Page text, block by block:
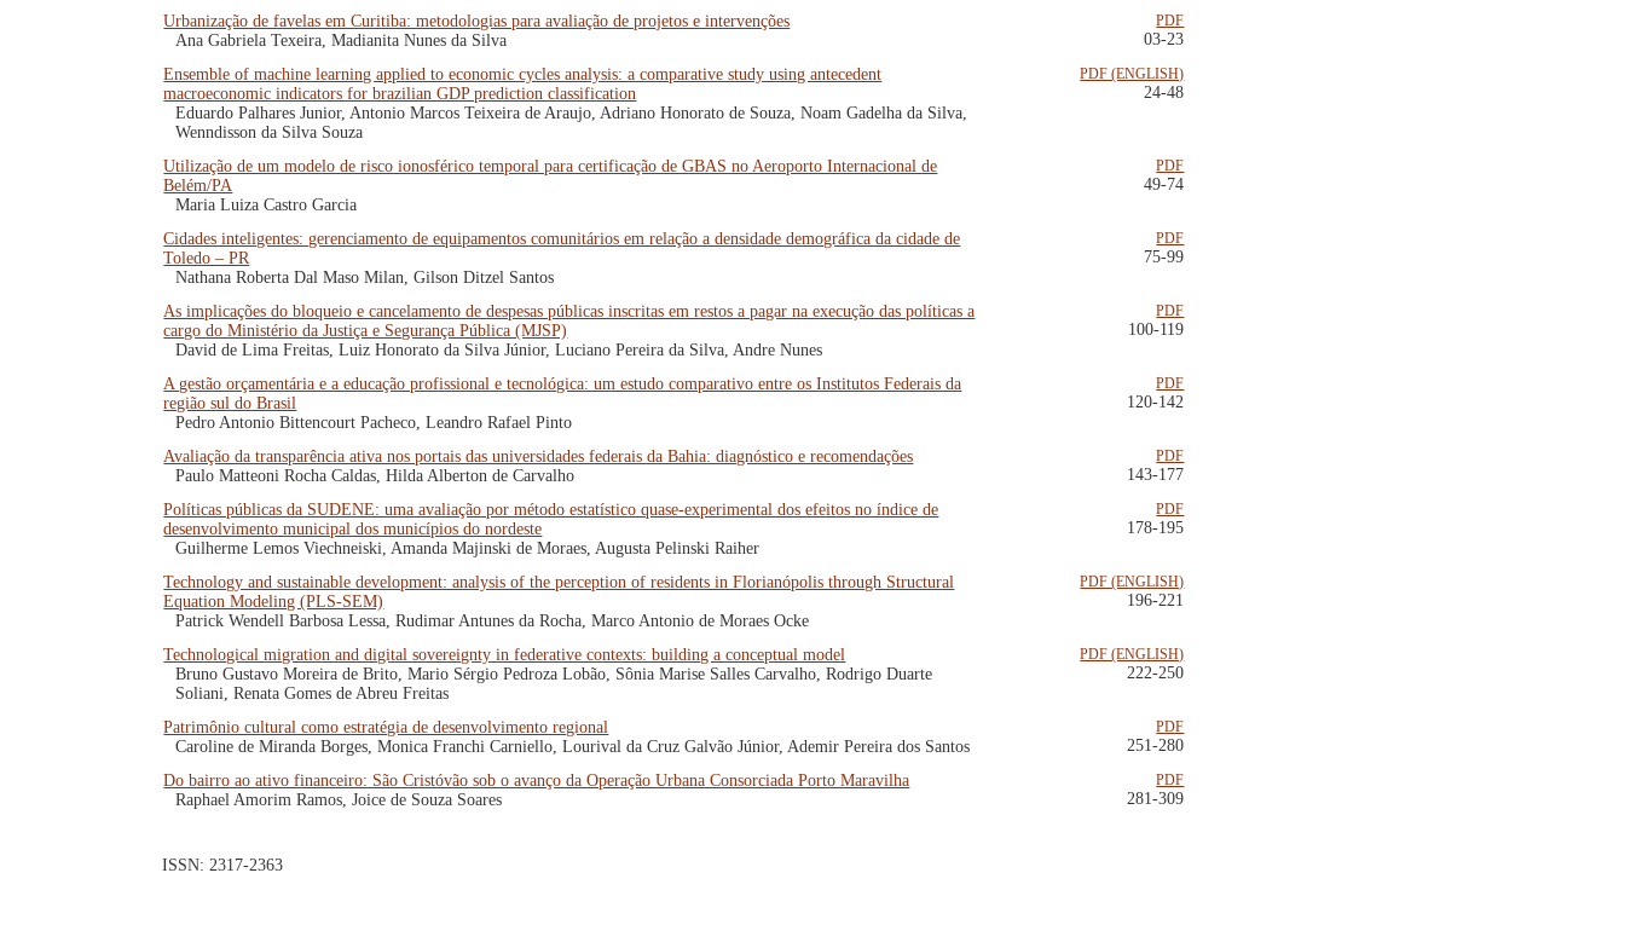
Urbanização de favelas em Curitiba: metodologias para avaliação de projetos e intervenções
Ana Gabriela Texeira, Madianita Nunes da Silva
PDF
03-23
Ensemble of machine learning applied to economic cycles analysis: a comparative study using antecedent
macroeconomic indicators for brazilian GDP prediction classification
Eduardo Palhares Junior, Antonio Marcos Teixeira de Araujo, Adriano Honorato de Souza, Noam Gadelha da Silva,
Wenndisson da Silva Souza
PDF (ENGLISH)
24-48
Utilização de um modelo de risco ionosférico temporal para certificação de GBAS no Aeroporto Internacional de
Belém/PA
Maria Luiza Castro Garcia
PDF
49-74
Cidades inteligentes: gerenciamento de equipamentos comunitários em relação a densidade demográfica da cidade de
Toledo – PR
Nathana Roberta Dal Maso Milan, Gilson Ditzel Santos
PDF
75-99
As implicações do bloqueio e cancelamento de despesas públicas inscritas em restos a pagar na execução das políticas a
cargo do Ministério da Justiça e Segurança Pública (MJSP)
David de Lima Freitas, Luiz Honorato da Silva Júnior, Luciano Pereira da Silva, Andre Nunes
PDF
100-119
A gestão orçamentária e a educação profissional e tecnológica: um estudo comparativo entre os Institutos Federais da
região sul do Brasil
Pedro Antonio Bittencourt Pacheco, Leandro Rafael Pinto
PDF
120-142
Avaliação da transparência ativa nos portais das universidades federais da Bahia: diagnóstico e recomendações
Paulo Matteoni Rocha Caldas, Hilda Alberton de Carvalho
PDF
143-177
Políticas públicas da SUDENE: uma avaliação por método estatístico quase-experimental dos efeitos no índice de
desenvolvimento municipal dos municípios do nordeste
Guilherme Lemos Viechneiski, Amanda Majinski de Moraes, Augusta Pelinski Raiher
PDF
178-195
Technology and sustainable development: analysis of the perception of residents in Florianópolis through Structural
Equation Modeling (PLS-SEM)
Patrick Wendell Barbosa Lessa, Rudimar Antunes da Rocha, Marco Antonio de Moraes Ocke
PDF (ENGLISH)
196-221
Technological migration and digital sovereignty in federative contexts: building a conceptual model
Bruno Gustavo Moreira de Brito, Mario Sérgio Pedroza Lobão, Sônia Marise Salles Carvalho, Rodrigo Duarte
Soliani, Renata Gomes de Abreu Freitas
PDF (ENGLISH)
222-250
Patrimônio cultural como estratégia de desenvolvimento regional
Caroline de Miranda Borges, Monica Franchi Carniello, Lourival da Cruz Galvão Júnior, Ademir Pereira dos Santos
PDF
251-280
Do bairro ao ativo financeiro: São Cristóvão sob o avanço da Operação Urbana Consorciada Porto Maravilha
Raphael Amorim Ramos, Joice de Souza Soares
PDF
281-309
ISSN: 2317-2363